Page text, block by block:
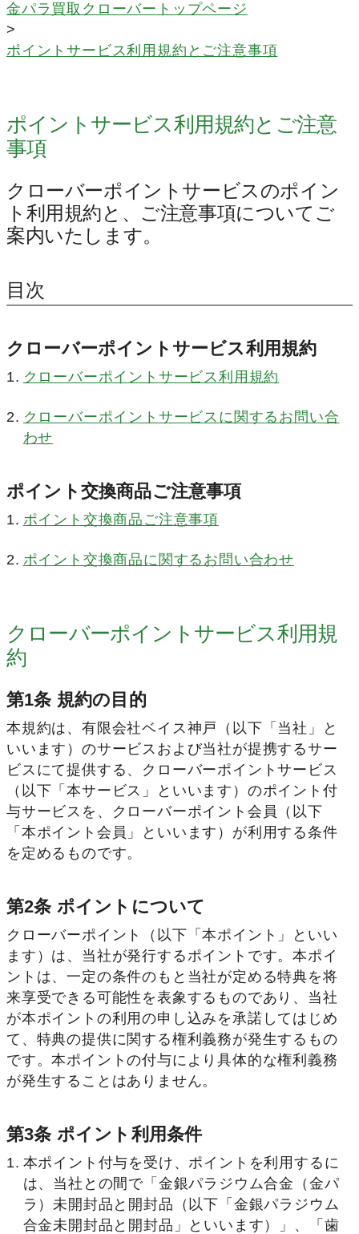
金パラ買取クローバートップページ
>
ポイントサービス利用規約とご注意事項
ポイントサービス利用規約とご注意
事項
クローバーポイントサービスのポイン
ト利用規約と、ご注意事項についてご
案内いたします。
目次
クローバーポイントサービス利用規約
クローバーポイントサービス利用規約
クローバーポイントサービスに関するお問い合
わせ
ポイント交換商品ご注意事項
ポイント交換商品ご注意事項
ポイント交換商品に関するお問い合わせ
クローバーポイントサービス利用規
約
第1条 規約の目的
本規約は、有限会社ベイス神戸（以下「当社」と
いいます）のサービスおよび当社が提携するサー
ビスにて提供する、クローバーポイントサービス
（以下「本サービス」といいます）のポイント付
与サービスを、クローバーポイント会員（以下
「本ポイント会員」といいます）が利用する条件
を定めるものです。
第2条 ポイントについて
クローバーポイント（以下「本ポイント」といい
ます）は、当社が発行するポイントです。本ポイ
ントは、一定の条件のもと当社が定める特典を将
来享受できる可能性を表象するものであり、当社
が本ポイントの利用の申し込みを承諾してはじめ
て、特典の提供に関する権利義務が発生するもの
です。本ポイントの付与により具体的な権利義務
が発生することはありません。
第3条 ポイント利用条件
本ポイント付与を受け、ポイントを利用するに
は、当社との間で「金銀パラジウム合金（金パ
ラ）未開封品と開封品（以下「金銀パラジウム
合金未開封品と開封品」といいます）」、「歯